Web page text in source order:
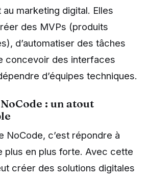
au marketing digital. Elles
des MVPs (produits
d’automatiser des tâches
concevoir des interfaces
d’équipes techniques.
: un atout
NoCode, c’est répondre à
plus en plus forte. Avec cette
créer des solutions digitales